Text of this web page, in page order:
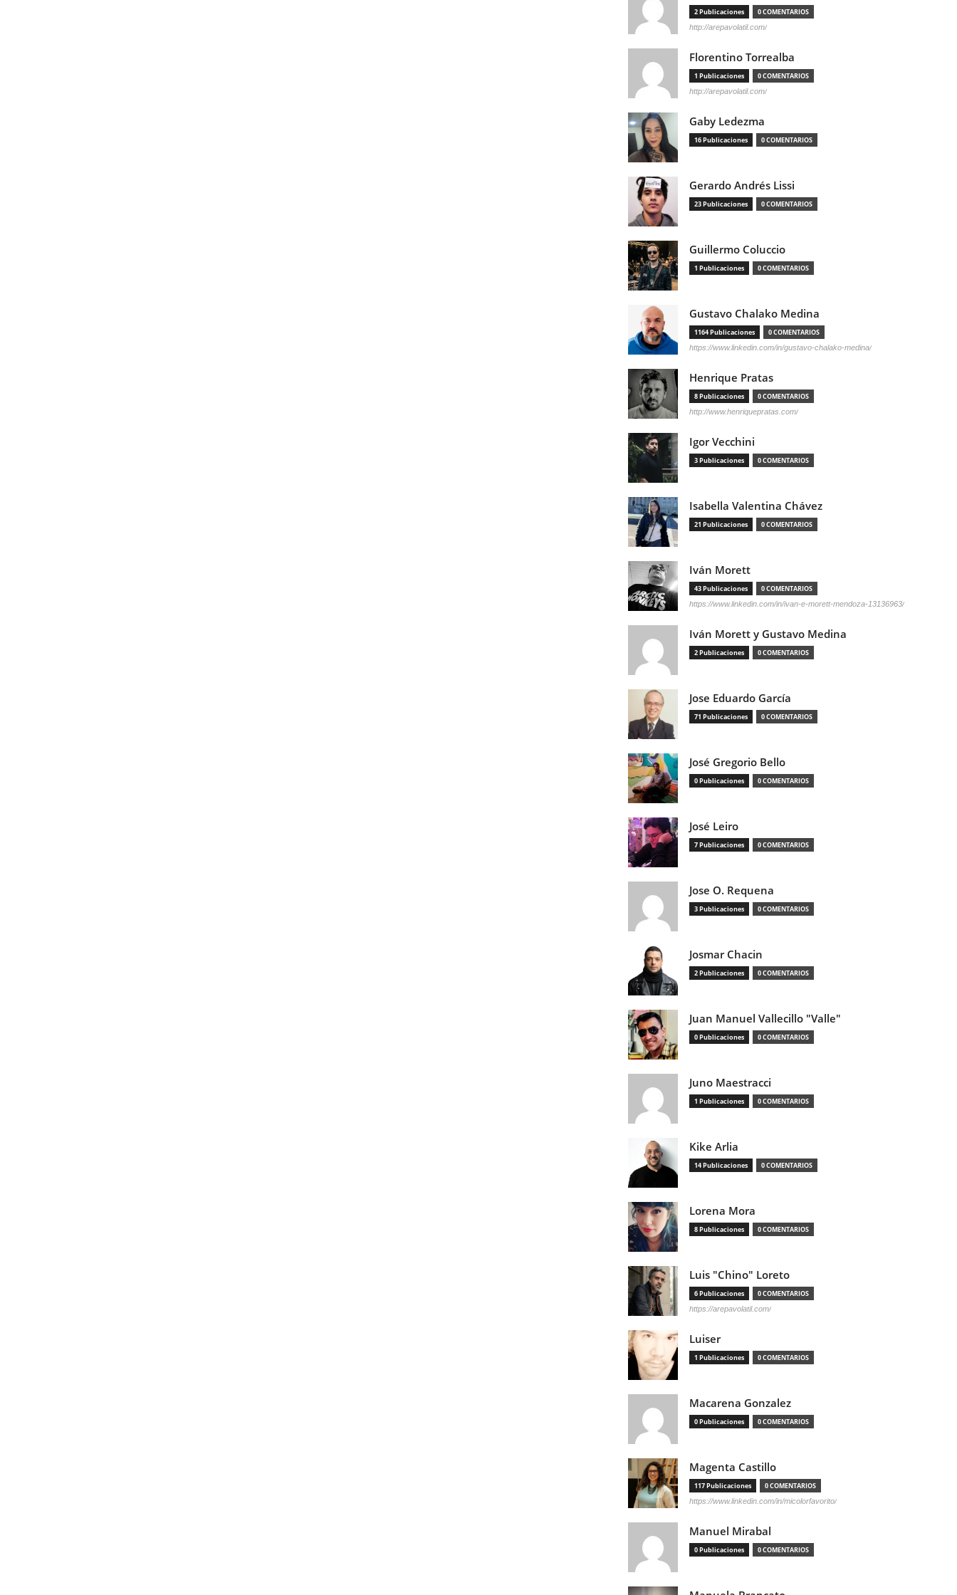
2 Publicaciones 0 COMENTARIOS
http://arepavolatil.com/
Florentino Torrealba
1 Publicaciones 0 COMENTARIOS
http://arepavolatil.com/
Gaby Ledezma
16 Publicaciones 0 COMENTARIOS
Gerardo Andrés Lissi
23 Publicaciones 0 COMENTARIOS
Guillermo Coluccio
1 Publicaciones 0 COMENTARIOS
Gustavo Chalako Medina
1164 Publicaciones 0 COMENTARIOS
https://www.linkedin.com/in/gustavo-chalako-medina/
Henrique Pratas
8 Publicaciones 0 COMENTARIOS
http://www.henriquepratas.com/
Igor Vecchini
3 Publicaciones 0 COMENTARIOS
Isabella Valentina Chávez
21 Publicaciones 0 COMENTARIOS
Iván Morett
43 Publicaciones 0 COMENTARIOS
https://www.linkedin.com/in/ivan-e-morett-mendoza-13136963/
Iván Morett y Gustavo Medina
2 Publicaciones 0 COMENTARIOS
Jose Eduardo García
71 Publicaciones 0 COMENTARIOS
José Gregorio Bello
0 Publicaciones 0 COMENTARIOS
José Leiro
7 Publicaciones 0 COMENTARIOS
Jose O. Requena
3 Publicaciones 0 COMENTARIOS
Josmar Chacin
2 Publicaciones 0 COMENTARIOS
Juan Manuel Vallecillo "Valle"
0 Publicaciones 0 COMENTARIOS
Juno Maestracci
1 Publicaciones 0 COMENTARIOS
Kike Arlia
14 Publicaciones 0 COMENTARIOS
Lorena Mora
8 Publicaciones 0 COMENTARIOS
Luis "Chino" Loreto
6 Publicaciones 0 COMENTARIOS
https://arepavolatil.com/
Luiser
1 Publicaciones 0 COMENTARIOS
Macarena Gonzalez
0 Publicaciones 0 COMENTARIOS
Magenta Castillo
117 Publicaciones 0 COMENTARIOS
https://www.linkedin.com/in/micolorfavorito/
Manuel Mirabal
0 Publicaciones 0 COMENTARIOS